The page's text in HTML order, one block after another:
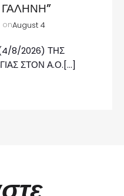
onAugust 4
8/2026) ΤΗΣ
ΣΤΟΝ Α.Ο.[…]